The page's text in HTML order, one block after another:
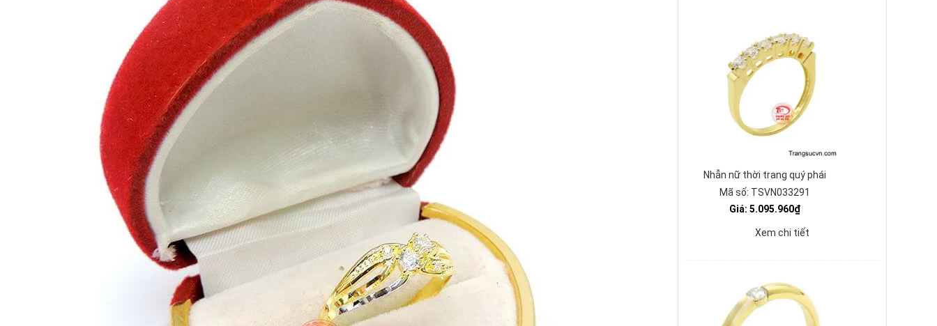
Nhẫn nữ thời trang quý phái
Mã số: TSVN033291
Giá: 5.095.960₫
Xem chi tiết